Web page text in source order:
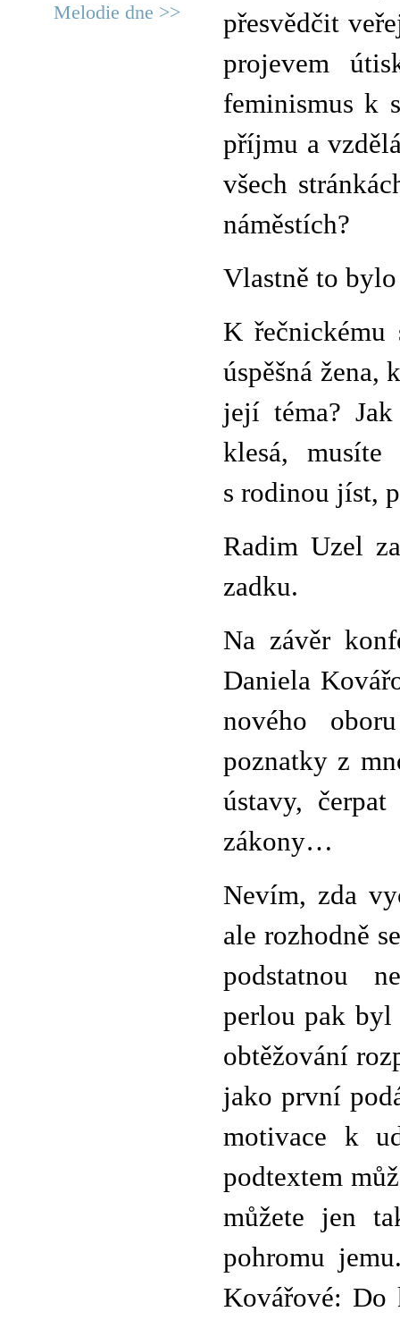
Melodie dne >>
přesvědčit
projevem
feminismus k
příjmu a
všech
náměstích?
Vlastně to
K řečnickému
úspěšná
její téma?
klesá,
s rodinou jíst,
Radim Uzel
zadku.
Na závěr
Daniela
nového
poznatky z
ústavy,
zákony…
Nevím, zda
ale rozhodně
podstatnou
perlou pak
obtěžování
jako první
motivace k
podtextem
můžete jen
pohromu
Kovářové: Do